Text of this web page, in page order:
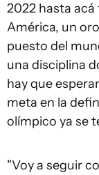
2022 hasta
América, un
puesto del
una disciplina
hay que
meta en la
olímpico ya se
"Voy a seguir